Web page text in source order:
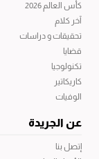
كأس العالم 2026
آخر كلام
تحقيقات و دراسات
قضايا
تكنولوجيا
كاريكاتير
الوفيات
عن الجريدة
إتصل بنا